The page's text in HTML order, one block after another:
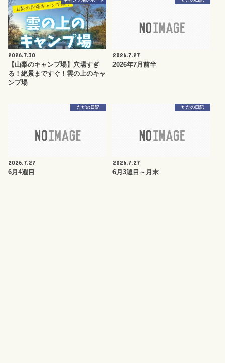
2026.7.30
【山梨のキャンプ場】穴場すぎ
る！絶景まですぐ！雲の上のキャ
ンプ場
2026.7.27
2026年7月前半
ただの日記
2026.7.27
6月4週目
ただの日記
2026.7.27
6月3週目～月末